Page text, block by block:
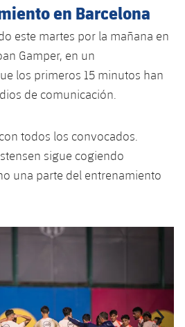
en Barcelona
este martes por la mañana en
Gamper, en un
los primeros 15 minutos han
de comunicación.
todos los convocados.
sigue cogiendo
una parte del entrenamiento